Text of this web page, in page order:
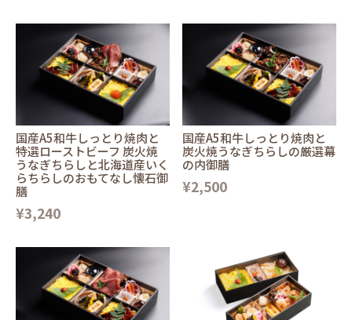
国産A5和牛しっとり焼肉と
特選ローストビーフ 炭火焼
うなぎちらしと北海道産いく
らちらしのおもてなし懐石御
膳
¥3,240
国産A5和牛しっとり焼肉と
炭火焼うなぎちらしの厳選幕
の内御膳
¥2,500